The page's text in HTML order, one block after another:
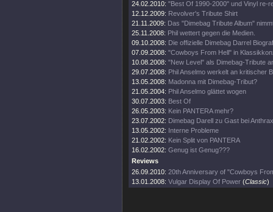
24.02.2010: "Best Of 1990-2000" und Vinyl re-
12.12.2009: Revolver's Tribute Shirt
21.11.2009: Das "Dimebag Tribute Album"
25.11.2008: Phil wettert gegen die Medien.
09.10.2008: Die offizielle Dimebag Darrel
07.09.2008: "Cowboys From Hell" in
10.08.2008: "New Level" als Dimebag-Tribute
29.07.2008: Phil Anselmo werkelt an kritischer
13.05.2008: Madonna mit Dimebag-Tribut?
21.05.2004: Phil Anselmo glättet wogen
30.07.2003: Best Of
26.05.2003: Kein PANTERA mehr?
23.07.2002: Dimebag Darell zu Gast bei Anthrax
13.05.2002: Interne Probleme
21.02.2002: Kein Split von PANTERA
16.02.2002: Genug ist Genug???
Reviews
26.09.2010: 20th Anniversary of "Cowboys
13.01.2008: Vulgar Display Of Power (Classic)